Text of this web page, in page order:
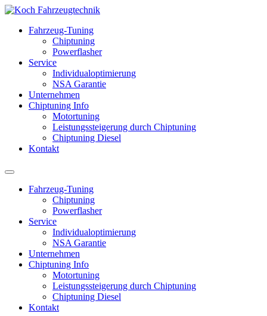
Fahrzeug-Tuning
Chiptuning
Powerflasher
Service
Individualoptimierung
NSA Garantie
Unternehmen
Chiptuning Info
Motortuning
Leistungssteigerung durch Chiptuning
Chiptuning Diesel
Kontakt
Fahrzeug-Tuning
Chiptuning
Powerflasher
Service
Individualoptimierung
NSA Garantie
Unternehmen
Chiptuning Info
Motortuning
Leistungssteigerung durch Chiptuning
Chiptuning Diesel
Kontakt